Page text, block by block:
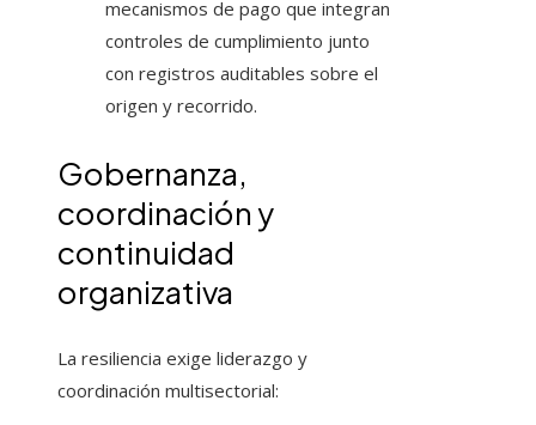
mecanismos de pago que integran
controles de cumplimiento junto
con registros auditables sobre el
origen y recorrido.
Gobernanza,
coordinación y
continuidad
organizativa
La resiliencia exige liderazgo y
coordinación multisectorial: